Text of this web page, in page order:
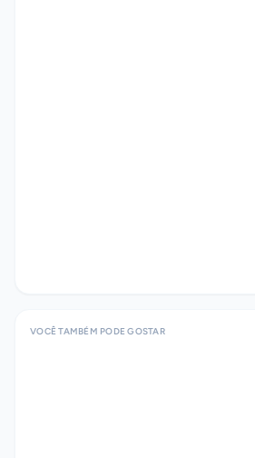
VOCÊ TAMBÉM PODE GOSTAR